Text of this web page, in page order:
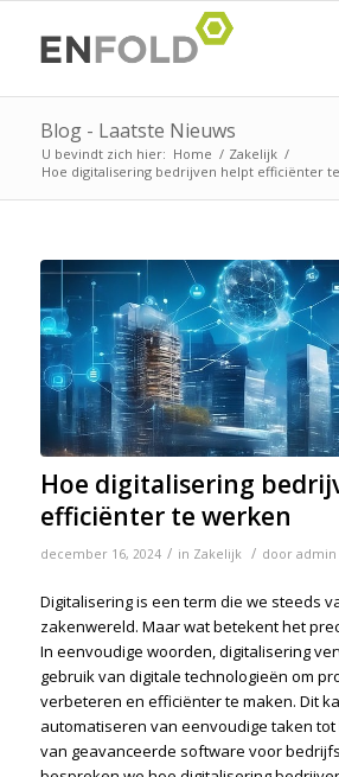
Blog - Laatste Nieuws
U bevindt zich hier: Home / Zakelijk /
Hoe digitalisering bedrijven helpt efficiënter
Hoe digitalisering
efficiënter te werken
december 16, 2024 / in Zakelijk / door admin
Digitalisering is een term die we steeds
zakenwereld. Maar wat betekent het
In eenvoudige woorden, digitalisering
gebruik van digitale technologieën om
verbeteren en efficiënter te maken. Dit
automatiseren van eenvoudige taken
van geavanceerde software voor